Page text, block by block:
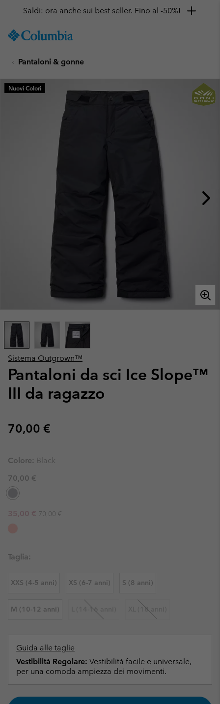
TO
SKIP
MAIN
NAV
Saldi: ora anche sui best seller. Fino al -50%!
Pantaloni & gonne
Sistema Outgrown™
Pantaloni da sci Ice Slope™
III da ragazzo
Regular price:
70,00 €
Nuovi Colori
Colore: Black
70,00 €
Sale price:
35,00 € Regular price:
70,00 €
Taglia:
XXS (4-5 anni) XS (6-7 anni) S (8 anni)
M (10-12 anni) L (14-16 anni) XL (18 anni)
Guida alle taglie
Vestibilità Regolare: Vestibilità facile e universale,
per una comoda ampiezza dei movimenti.